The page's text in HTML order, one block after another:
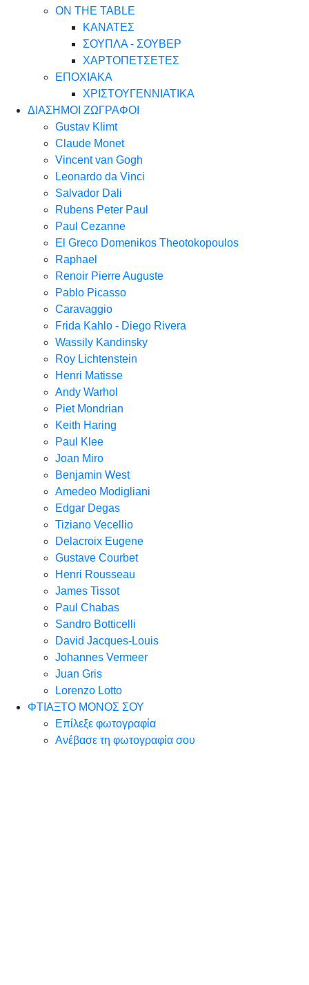
ON THE TABLE
ΚΑΝΑΤΕΣ
ΣΟΥΠΛΑ - ΣΟΥΒΕΡ
ΧΑΡΤΟΠΕΤΣΕΤΕΣ
ΕΠΟΧΙΑΚΑ
ΧΡΙΣΤΟΥΓΕΝΝΙΑΤΙΚΑ
ΔΙΑΣΗΜΟΙ ΖΩΓΡΑΦΟΙ
Gustav Klimt
Claude Monet
Vincent van Gogh
Leonardo da Vinci
Salvador Dali
Rubens Peter Paul
Paul Cezanne
El Greco Domenikos Theotokopoulos
Raphael
Renoir Pierre Auguste
Pablo Picasso
Caravaggio
Frida Kahlo - Diego Rivera
Wassily Kandinsky
Roy Lichtenstein
Henri Matisse
Andy Warhol
Piet Mondrian
Keith Haring
Paul Klee
Joan Miro
Benjamin West
Amedeo Modigliani
Edgar Degas
Tiziano Vecellio
Delacroix Eugene
Gustave Courbet
Henri Rousseau
James Tissot
Paul Chabas
Sandro Botticelli
David Jacques-Louis
Johannes Vermeer
Juan Gris
Lorenzo Lotto
ΦΤΙΑΞΤΟ ΜΟΝΟΣ ΣΟΥ
Επίλεξε φωτογραφία
Ανέβασε τη φωτογραφία σου